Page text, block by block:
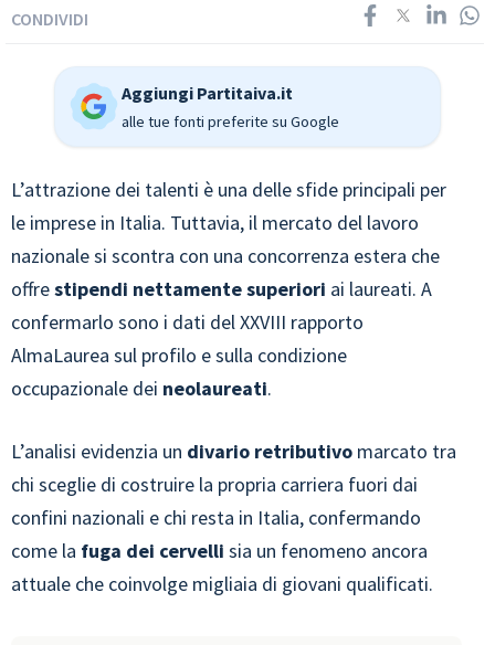
CONDIVIDI
Aggiungi Partitaiva.it
alle tue fonti preferite su Google
L’attrazione dei talenti è una delle sfide principali per
le imprese in Italia. Tuttavia, il mercato del lavoro
nazionale si scontra con una concorrenza estera che
offrestipendi nettamente superiori ai laureati. A
confermarlo sono i dati del XXVIII rapporto
AlmaLaurea sul profilo e sulla condizione
occupazionale dei neolaureati.
L’analisi evidenzia un divario retributivo marcato tra
chi sceglie di costruire la propria carriera fuori dai
confini nazionali e chi resta in Italia, confermando
come la fuga dei cervelli sia un fenomeno ancora
attuale che coinvolge migliaia di giovani qualificati.